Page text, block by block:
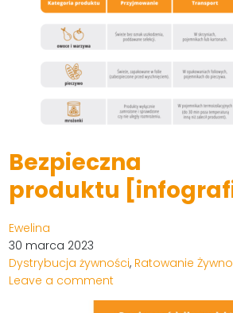
Bezpieczna
produktu
Ewelina
30 marca 2023
Dystrybucja żywności, Ratowanie
Leave a comment